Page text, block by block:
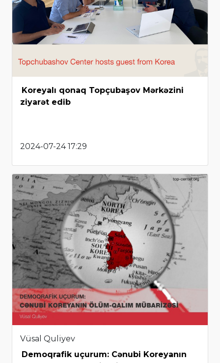
Koreyalı qonaq Topçubaşov Mərkəzini
ziyarət edib
2024-07-24 17:29
Vüsal Quliyev
Demoqrafik uçurum: Cənubi Koreyanın